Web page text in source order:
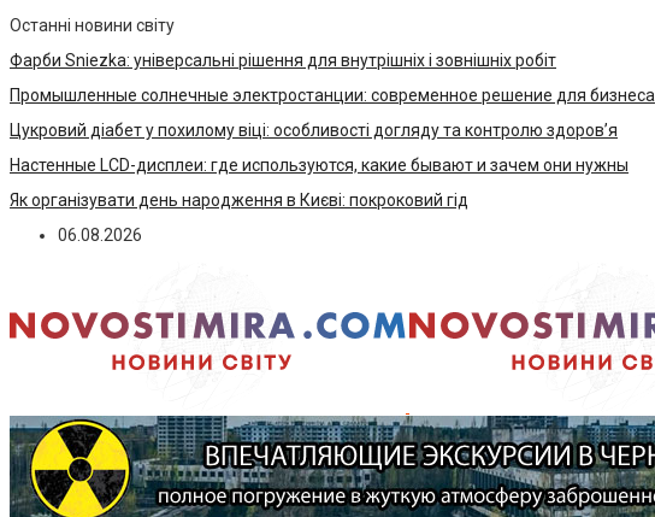
Останні новини світу
Фарби Sniezka: універсальні рішення для внутрішніх і зовнішніх робіт
Промышленные солнечные электростанции: современное решение для бизнеса
Цукровий діабет у похилому віці: особливості догляду та контролю здоров’я
Настенные LCD-дисплеи: где используются, какие бывают и зачем они нужны
Як організувати день народження в Києві: покроковий гід
06.08.2026